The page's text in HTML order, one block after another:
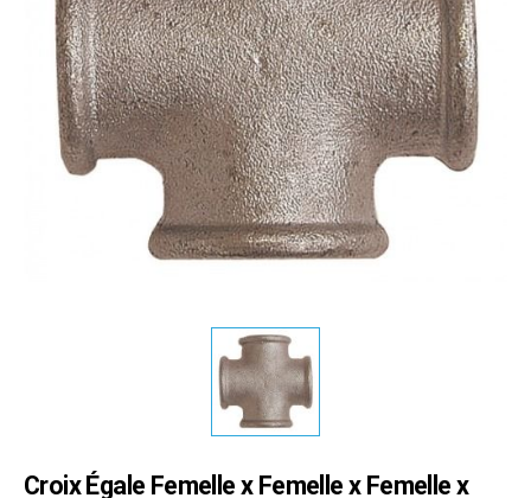
Croix Égale Femelle x Femelle x Femelle x